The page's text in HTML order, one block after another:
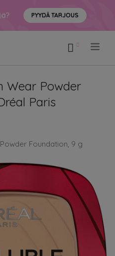
PYYDÄ TARJOUS
Wear Powder
Paris
Foundation, 9 g